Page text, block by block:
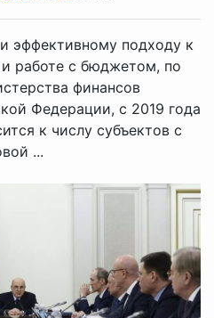
эффективному подходу к
работе с бюджетом, по
финансов
Федерации, с 2019 года
к числу субъектов с
...